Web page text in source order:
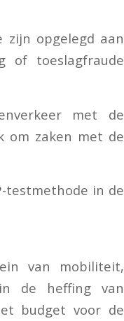
zijn opgelegd aan
of toeslagfraude
met de
om zaken met de
testmethode in de
van mobiliteit,
de heffing van
budget voor de